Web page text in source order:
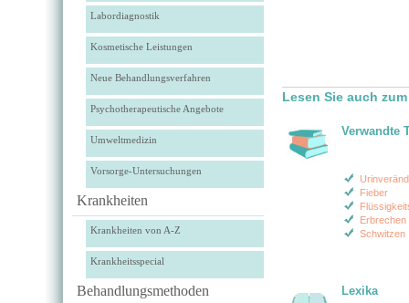
Labordiagnostik
Kosmetische Leistungen
Neue Behandlungsverfahren
Psychotherapeutische Angebote
Umweltmedizin
Vorsorge-Untersuchungen
Krankheiten
Krankheiten von A-Z
Krankheitsspecial
Behandlungsmethoden
Lesen Sie auch
Verwandte
Fieber
Erbrechen
Schwitzen
Lexika